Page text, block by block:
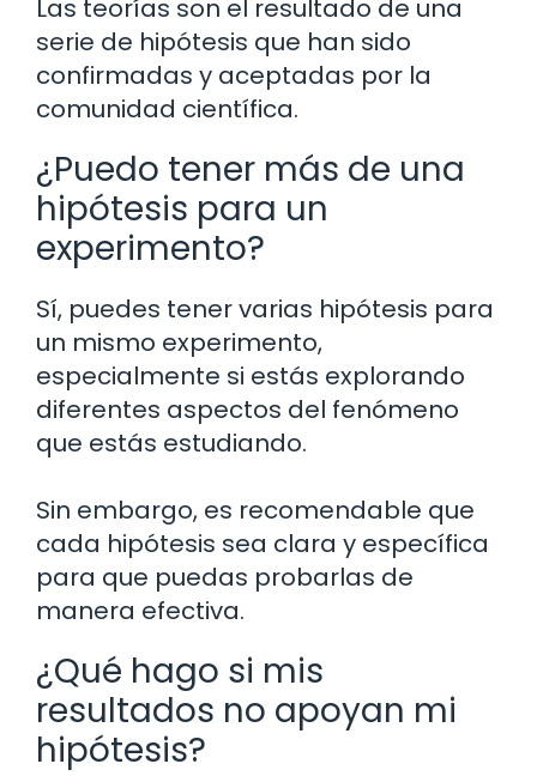
Las teorías son el resultado de una
serie de hipótesis que han sido
confirmadas y aceptadas por la
comunidad científica.
¿Puedo tener más de una
hipótesis para un
experimento?
Sí, puedes tener varias hipótesis para
un mismo experimento,
especialmente si estás explorando
diferentes aspectos del fenómeno
que estás estudiando.
Sin embargo, es recomendable que
cada hipótesis sea clara y específica
para que puedas probarlas de
manera efectiva.
¿Qué hago si mis
resultados no apoyan mi
hipótesis?